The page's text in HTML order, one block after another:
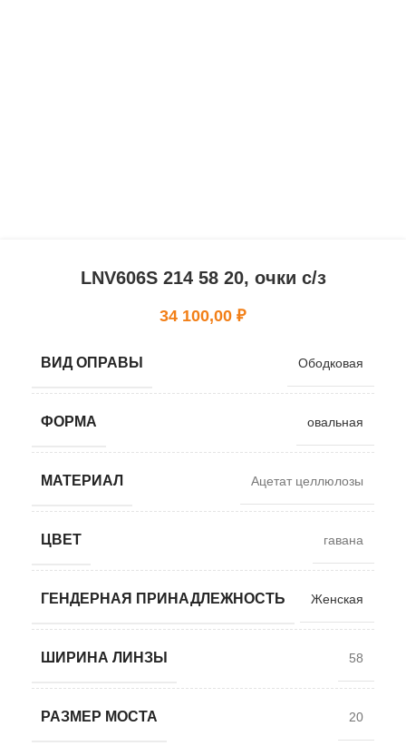
LNV606S 214 58 20, очки с/з
34 100,00 ₽
ВИД ОПРАВЫ Ободковая
ФОРМА овальная
МАТЕРИАЛ Ацетат целлюлозы
ЦВЕТ гавана
ГЕНДЕРНАЯ ПРИНАДЛЕЖНОСТЬ Женская
ШИРИНА ЛИНЗЫ 58
РАЗМЕР МОСТА 20